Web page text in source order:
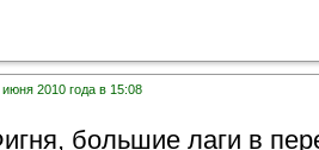
июня 2010 года в 15:08
большие лаги в